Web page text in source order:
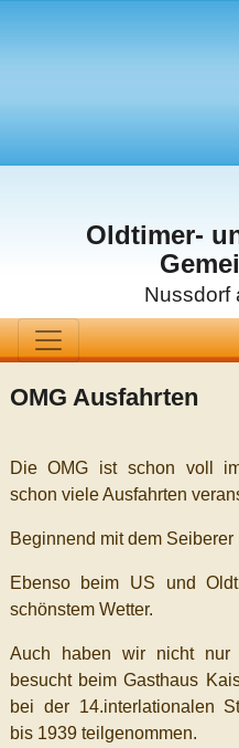
Oldtimer-
Nussdorf
OMG Ausfahrten
Die OMG ist schon voll
schon viele Ausfahrten
Beginnend mit dem
Ebenso beim US und
schönstem Wetter.
Auch haben wir nicht nur
besucht beim Gasthaus
bei der 14.interlationalen
bis 1939 teilgenommen.